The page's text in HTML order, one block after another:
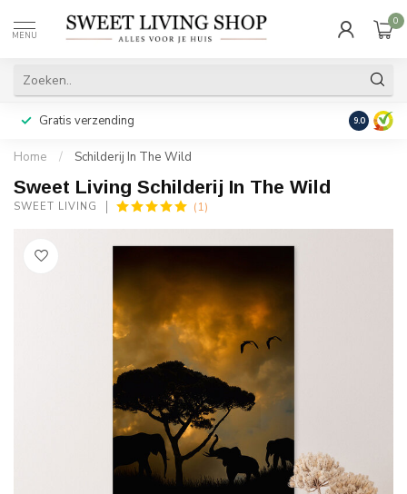
MENU
0
Gratis verzending Achteraf
9.0
Home / Schilderij In The Wild
Sweet Living Schilderij In The Wild
SWEET LIVING (1)